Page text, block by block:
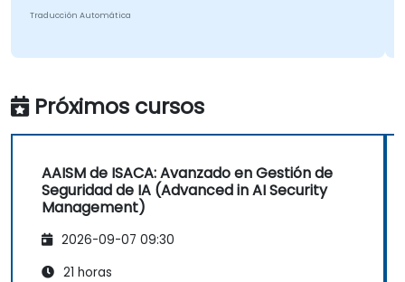
Traducción Automática
Próximos cursos
AAISM de ISACA: Avanzado en Gestión de
Seguridad de IA (Advanced in AI Security
Management)
2026-09-07 09:30
21 horas